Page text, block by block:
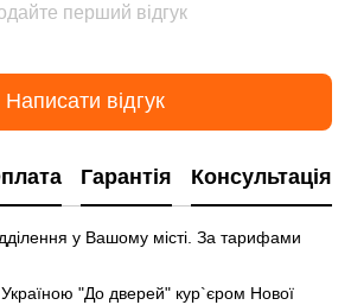
перший відгук
Написати відгук
Гарантія Консультація
у Вашому місті. За тарифами
Україною "До дверей" кур`єром Нової